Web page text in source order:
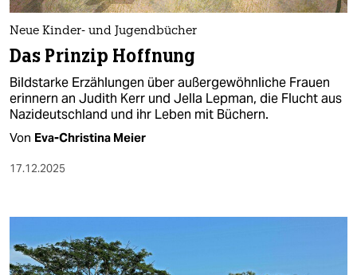
Neue Kinder- und Jugendbücher
Das Prinzip Hoffnung
Bildstarke Erzählungen über außergewöhnliche Frauen
erinnern an Judith Kerr und Jella Lepman, die Flucht aus
Nazideutschland und ihr Leben mit Büchern.
Von Eva-Christina Meier
17.12.2025